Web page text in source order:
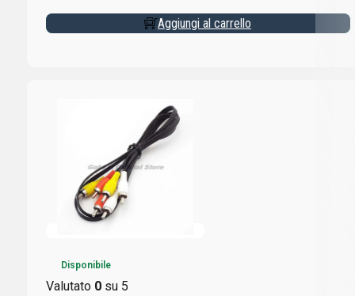
Aggiungi al carrello
Disponibile
Valutato 0su 5